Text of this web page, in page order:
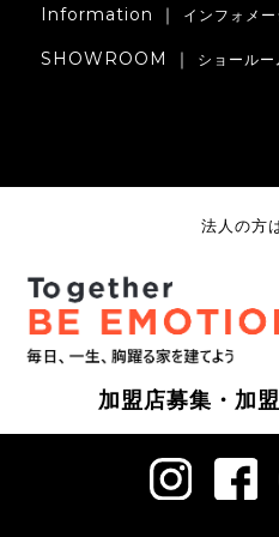
Information ｜ インフォメー
SHOWROOM ｜ ショール
法人の方
加盟店募集・加